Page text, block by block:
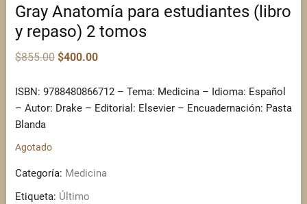
Gray Anatomía para estudiantes (libro
y repaso) 2 tomos
$855.00 Original
price
$855.00.
$400.00Current
$400.00.
ISBN: 9788480866712 – Tema: Medicina – Idioma: Español
– Autor: Drake – Editorial: Elsevier – Encuadernación: Pasta
Blanda
Agotado
Categoría: Medicina
Etiqueta: Último